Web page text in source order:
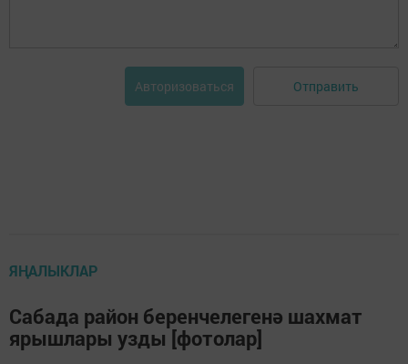
Авторизоваться Отправить
ЯҢАЛЫКЛАР
Сабада район беренчелегенә шахмат
ярышлары узды [фотолар]